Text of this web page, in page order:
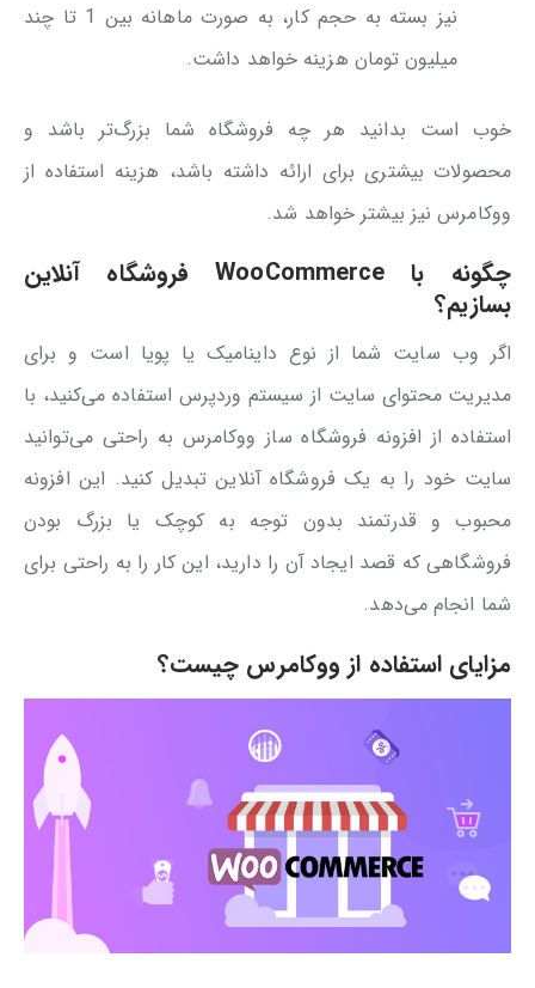
نیز بسته به حجم کار، به صورت ماهانه بین 1 تا چند
میلیون تومان هزینه خواهد داشت.
خوب است بدانید هر چه فروشگاه شما بزرگ‌تر باشد و
محصولات بیشتری برای ارائه داشته باشد، هزینه استفاده از
ووکامرس نیز بیشتر خواهد شد.
چگونه با WooCommerce فروشگاه آنلاین
بسازیم؟
اگر وب سایت شما از نوع داینامیک یا پویا است و برای
مدیریت محتوای سایت از سیستم وردپرس استفاده می‌کنید، با
استفاده از افزونه فروشگاه ساز ووکامرس به راحتی می‌توانید
سایت خود را به یک فروشگاه آنلاین تبدیل کنید. این افزونه
محبوب و قدرتمند بدون توجه به کوچک یا بزرگ بودن
فروشگاهی که قصد ایجاد آن را دارید، این کار را به راحتی برای
شما انجام می‌دهد.
مزایای استفاده از ووکامرس چیست؟